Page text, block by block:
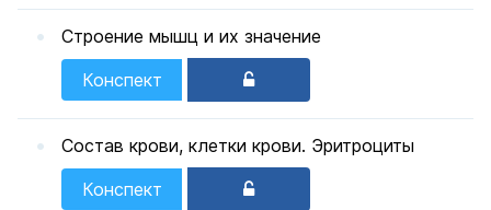
Строение мышц и их значение
Конспект
Состав крови, клетки крови. Эритроциты
Конспект